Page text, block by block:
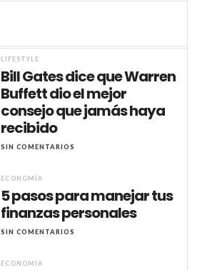
LIFESTYLE
Bill Gates dice que Warren
Buffett dio el mejor
consejo que jamás haya
recibido
SIN COMENTARIOS
ECONOMÍA
5 pasos para manejar tus
finanzas personales
SIN COMENTARIOS
ECONOMÍA